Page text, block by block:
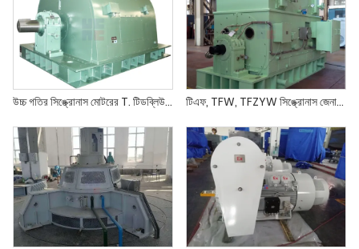
উচ্চ গতির সিঙ্ক্রোনাস মোটরের T. টিডব্লিউ সিরিজ টিএফ, TFW, TFZYW সিঙ্ক্রোনাস জেনারেটর সিরিজ